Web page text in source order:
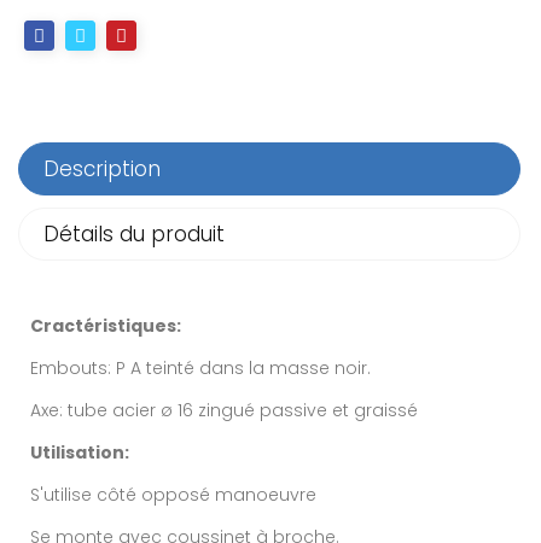
Description
Détails du produit
Cractéristiques:
Embouts: P A teinté dans la masse noir.
Axe: tube acier ø 16 zingué passive et graissé
Utilisation:
S'utilise côté opposé manoeuvre
Se monte avec coussinet à broche.